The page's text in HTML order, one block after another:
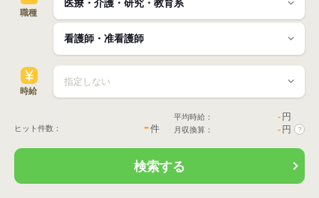
職種
時給
ヒット件数： -件
平均時給： - 円
月収換算： - 円 ?
検索する